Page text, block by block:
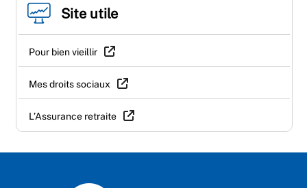
Site utile
Pour bien vieillir
Mes droits sociaux
L’Assurance retraite